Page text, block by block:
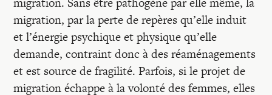
migration, par la perte de repères qu’elle induit
et l’énergie psychique et physique qu’elle
demande, contraint donc à des réaménagements
et est source de fragilité. Parfois, si le projet de
migration échappe à la volonté des femmes, elles